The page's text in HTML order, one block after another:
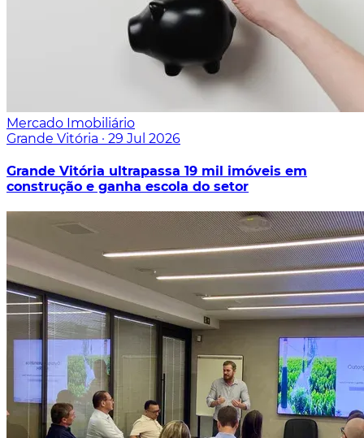
Mercado Imobiliário
Grande Vitória · 29 Jul 2026
Grande Vitória ultrapassa 19 mil imóveis em
construção e ganha escola do setor